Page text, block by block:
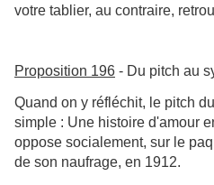
votre tablier, au contraire,
Proposition 196 - Du pitch au
Quand on y réfléchit, le pitch
simple : Une histoire d'amour
oppose socialement, sur le
de son naufrage, en 1912.